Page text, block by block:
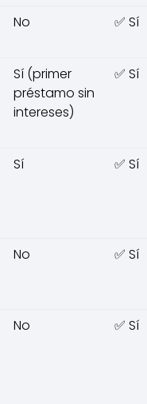
No ✅ Sí
Sí (primer
préstamo sin
intereses)
✅ Sí
Sí ✅ Sí
No ✅ Sí
No ✅ Sí